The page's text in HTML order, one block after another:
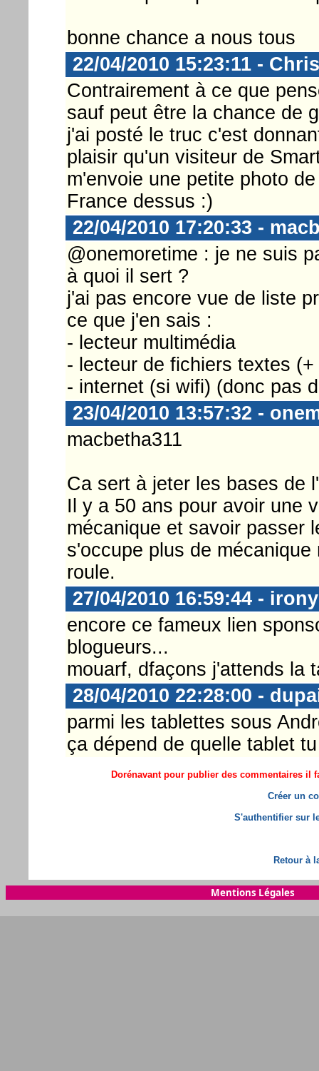
bonne chance a nous tous
22/04/2010 15:23:11 -
Contrairement à ce que
sauf peut être la chance de
j'ai posté le truc c'est
plaisir qu'un visiteur de
m'envoie une petite photo
France dessus :)
22/04/2010 17:20:33 -
@onemoretime : je ne suis
à quoi il sert ?
j'ai pas encore vue de liste
ce que j'en sais :
- lecteur multimédia
- lecteur de fichiers textes
- internet (si wifi) (donc pas
23/04/2010 13:57:32 -
macbetha311
Ca sert à jeter les bases de
Il y a 50 ans pour avoir une
mécanique et savoir passer
s'occupe plus de
roule.
27/04/2010 16:59:44 - irony
encore ce fameux lien
blogueurs...
mouarf, dfaçons j'attends la
28/04/2010 22:28:00 -
parmi les tablettes sous
ça dépend de quelle tablet
Dorénavant pour publier des commentaires il
Créer un
S'authentifier sur
Retour à
Mentions Légales